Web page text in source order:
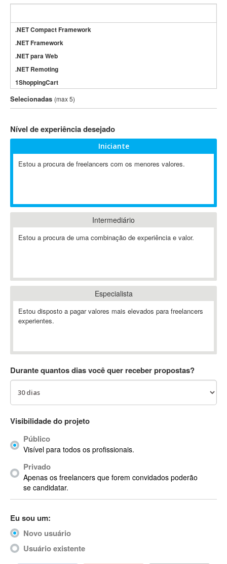
.NET Compact Framework
.NET Framework
.NET para Web
.NET Remoting
1ShoppingCart
3DS Max
3GSM
802.11
A-GPS
ABAP
Abaqus
ABBYY FineReader
Ableton
Ableton Push
Abstract
AC3
ACID Pro
ACPI
Acrobat
Acrobat X
Acronis
ACT
Actimize
ActionScript
ActionScript 3
Selecionadas (max 5)
Nível de experiência desejado
Iniciante
Estou a procura de freelancers com os menores valores.
Intermediário
Estou a procura de uma combinação de experiência e valor.
Especialista
Estou disposto a pagar valores mais elevados para freelancers
experientes.
Durante quantos dias você quer receber propostas?
Visibilidade do projeto
Público
Visível para todos os profissionais.
Privado
Apenas os freelancers que forem convidados poderão
se candidatar.
Eu sou um:
Novo usuário
Usuário existente